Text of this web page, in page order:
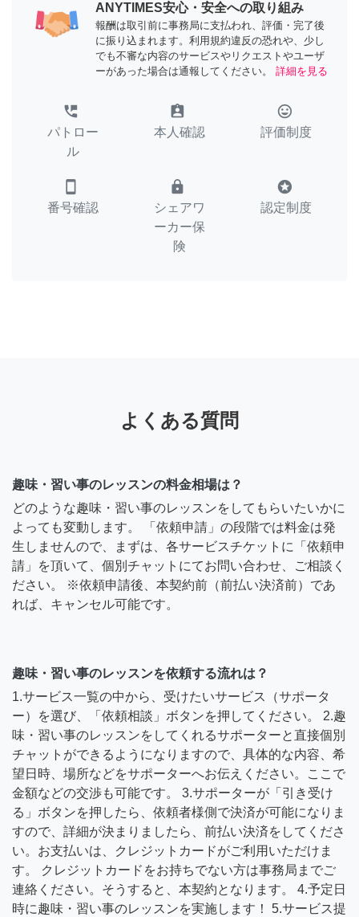
ANYTIMES安心・安全への取り組み
報酬は取引前に事務局に支払われ、評価・完了後
に振り込まれます。利用規約違反の恐れや、少し
でも不審な内容のサービスやリクエストやユーザ
ーがあった場合は通報してください。
詳細を見る
perm_phone_msg
パトロー
ル
assignment_ind
本人確認
tag_faces
評価制度
smartphone
番号確認
lock
シェアワ
ーカー保
険
stars
認定制度
よくある質問
趣味・習い事のレッスンの料金相場は？
どのような趣味・習い事のレッスンをしてもらいたいかに
よっても変動します。 「依頼申請」の段階では料金は発
生しませんので、まずは、各サービスチケットに「依頼申
請」を頂いて、個別チャットにてお問い合わせ、ご相談く
ださい。 ※依頼申請後、本契約前（前払い決済前）であ
れば、キャンセル可能です。
趣味・習い事のレッスンを依頼する流れは？
1.サービス一覧の中から、受けたいサービス（サポータ
ー）を選び、「依頼相談」ボタンを押してください。 2.趣
味・習い事のレッスンをしてくれるサポーターと直接個別
チャットができるようになりますので、具体的な内容、希
望日時、場所などをサポーターへお伝えください。ここで
金額などの交渉も可能です。 3.サポーターが「引き受け
る」ボタンを押したら、依頼者様側で決済が可能になりま
すので、詳細が決まりましたら、前払い決済をしてくださ
い。お支払いは、クレジットカードがご利用いただけま
す。 クレジットカードをお持ちでない方は事務局までご
連絡ください。そうすると、本契約となります。 4.予定日
時に趣味・習い事のレッスンを実施します！ 5.サービス提